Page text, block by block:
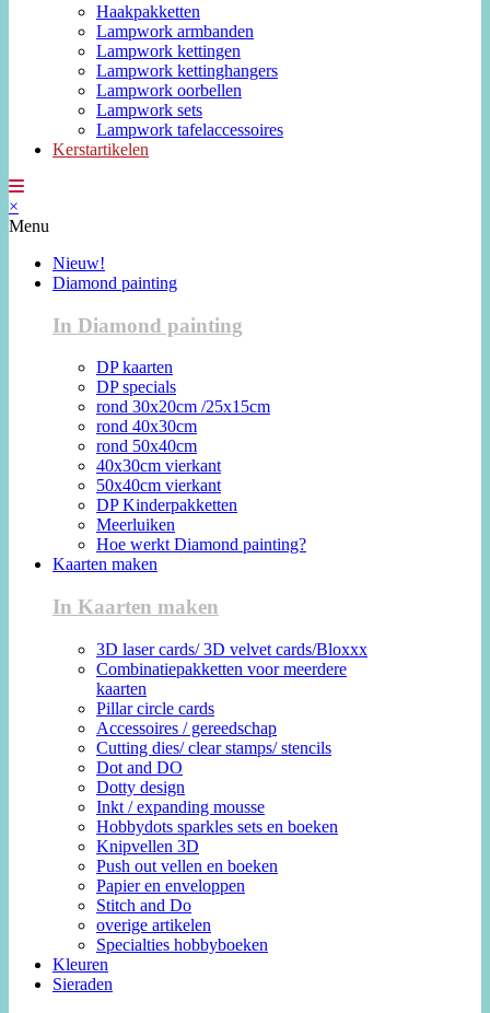
Haakpakketten
Lampwork armbanden
Lampwork kettingen
Lampwork kettinghangers
Lampwork oorbellen
Lampwork sets
Lampwork tafelaccessoires
Kerstartikelen
×
Menu
Nieuw!
Diamond painting
In Diamond painting
DP kaarten
DP specials
rond 30x20cm /25x15cm
rond 40x30cm
rond 50x40cm
40x30cm vierkant
50x40cm vierkant
DP Kinderpakketten
Meerluiken
Hoe werkt Diamond painting?
Kaarten maken
In Kaarten maken
3D laser cards/ 3D velvet cards/Bloxxx
Combinatiepakketten voor meerdere
kaarten
Pillar circle cards
Accessoires / gereedschap
Cutting dies/ clear stamps/ stencils
Dot and DO
Dotty design
Inkt / expanding mousse
Hobbydots sparkles sets en boeken
Knipvellen 3D
Push out vellen en boeken
Papier en enveloppen
Stitch and Do
overige artikelen
Specialties hobbyboeken
Kleuren
Sieraden